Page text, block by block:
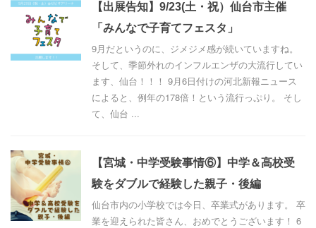
【出展告知】9/23(土・祝）仙台市主催
「みんなで子育てフェスタ」
9月だというのに、ジメジメ感が続いていますね。
そして、季節外れのインフルエンザの大流行してい
ます、仙台！！！ 9月6日付けの河北新報ニュース
によると、例年の178倍！という流行っぷり。 そし
て、仙台 ...
【宮城・中学受験事情⑥】中学＆高校受
験をダブルで経験した親子・後編
仙台市内の小学校では今日、卒業式があります。 卒
業を迎えられた皆さん、おめでとうございます！ 6